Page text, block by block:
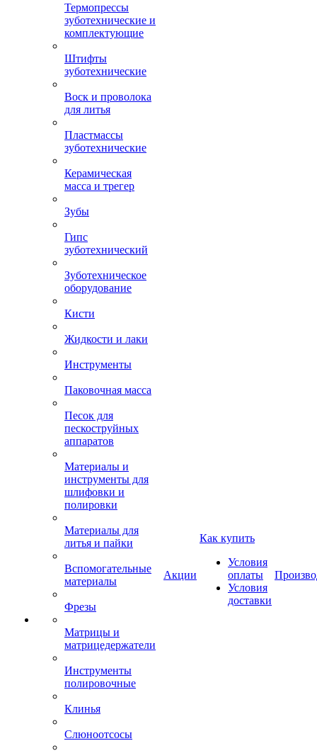
Термопрессы
зуботехнические и
комплектующие
Штифты
зуботехнические
Воск и проволока
для литья
Пластмассы
зуботехнические
Керамическая
масса и трегер
Зубы
Гипс
зуботехнический
Зуботехническое
оборудование
Кисти
Жидкости и лаки
Инструменты
Паковочная масса
Песок для
пескоструйных
аппаратов
Материалы и
инструменты для
шлифовки и
полировки
Материалы для
литья и пайки
Вспомогательные
материалы
Фрезы
Матрицы и
матрицедержатели
Инструменты
полировочные
Клинья
Слюноотсосы
Акции
Как купить
Условия
оплаты
Условия
доставки